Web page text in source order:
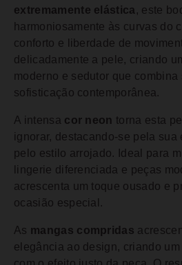
extremamente elástica , este
harmoniosamente às curvas do
conforto e liberdade de
delicadamente a pele, criando
moderno e sedutor que
sofisticação contemporânea.
A intensa cor neon torna esta
ignorar, destacando-se pela sua
pelo estilo arrojado. Ideal para
lingerie diferenciada e peças
acrescenta um toque ousado e
ocasião especial.
As mangas compridas
elegância ao design, criando